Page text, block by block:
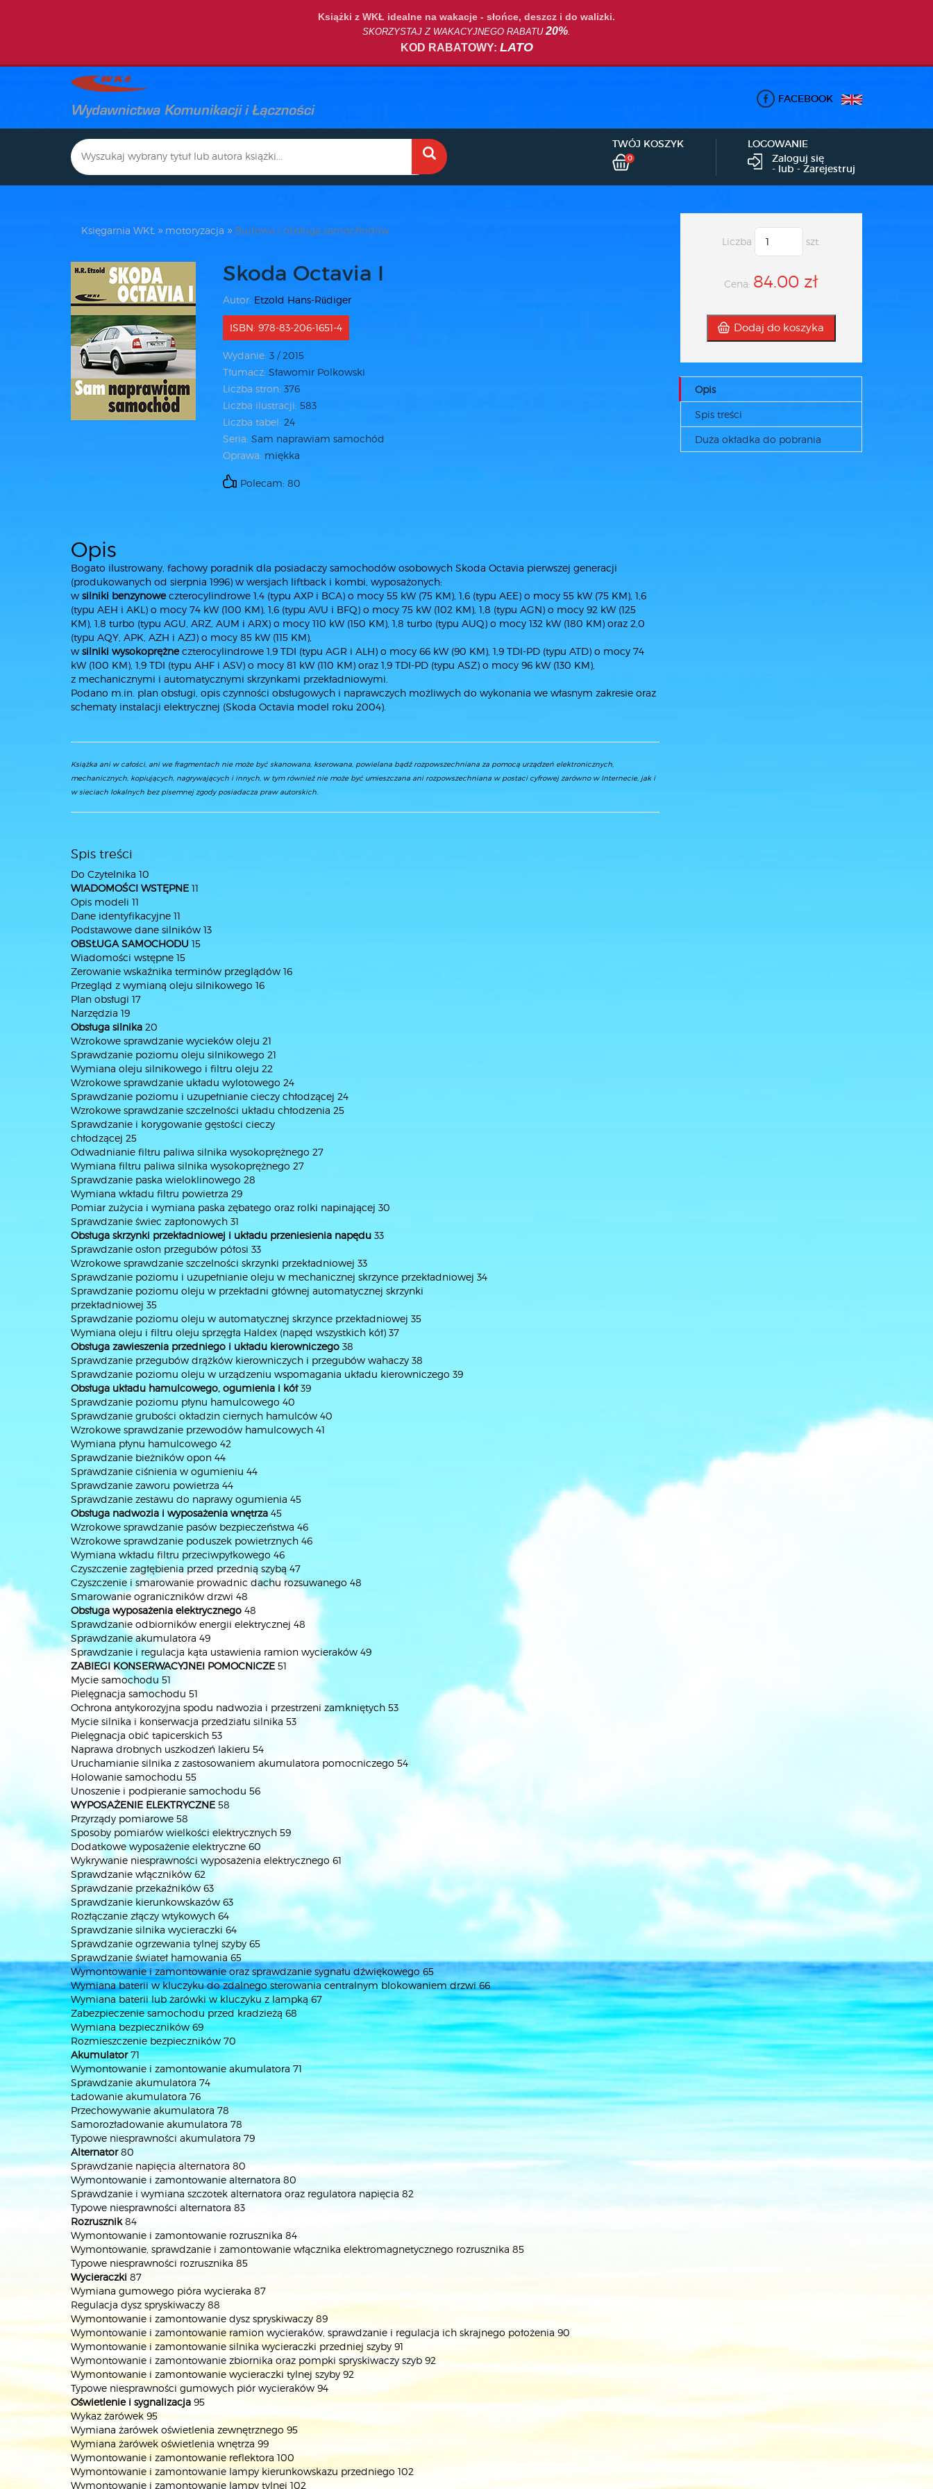
Książki z WKŁ idealne na wakacje - słońce, deszcz i do walizki.
SKORZYSTAJ Z WAKACYJNEGO RABATU20%.
KOD RABATOWY: LATO
FACEBOOK
TWÓJ KOSZYK
0
LOGOWANIE
Zaloguj się
- lub - Zarejestruj
Księgarnia WKŁ motoryzacja Budowa i obsługa samochodów
Skoda Octavia I
Autor: Etzold Hans-Rüdiger
ISBN: 978-83-206-1651-4
Wydanie: 3 / 2015
Tłumacz: Sławomir Polkowski
Liczba stron: 376
Liczba ilustracji: 583
Liczba tabel: 24
Seria: Sam naprawiam samochód
Oprawa: miękka
Polecam: 80
Opis
Bogato ilustrowany, fachowy poradnik dla posiadaczy samochodów osobowych Skoda Octavia pierwszej generacji
(produkowanych od sierpnia 1996) w wersjach liftback i kombi, wyposażonych:
w silniki benzynoweczterocylindrowe 1,4 (typu AXP i BCA) o mocy 55 kW (75 KM), 1,6 (typu AEE) o mocy 55 kW (75 KM), 1,6
(typu AEH i AKL) o mocy 74 kW (100 KM), 1,6 (typu AVU i BFQ) o mocy 75 kW (102 KM), 1,8 (typu AGN) o mocy 92 kW (125
KM), 1,8 turbo (typu AGU, ARZ, AUM i ARX) o mocy 110 kW (150 KM), 1,8 turbo (typu AUQ) o mocy 132 kW (180 KM) oraz 2,0
(typu AQY, APK, AZH i AZJ) o mocy 85 kW (115 KM),
w silniki wysokoprężneczterocylindrowe 1,9 TDI (typu AGR i ALH) o mocy 66 kW (90 KM), 1,9 TDI-PD (typu ATD) o mocy 74
kW (100 KM), 1,9 TDI (typu AHF i ASV) o mocy 81 kW (110 KM) oraz 1,9 TDI-PD (typu ASZ) o mocy 96 kW (130 KM),
z mechanicznymi i automatycznymi skrzynkami przekładniowymi.
Podano m.in. plan obsługi, opis czynności obsługowych i naprawczych możliwych do wykonania we własnym zakresie oraz
schematy instalacji elektrycznej (Skoda Octavia model roku 2004).
Książka ani w całości, ani we fragmentach nie może być skanowana, kserowana, powielana bądź rozpowszechniana za pomocą urządzeń elektronicznych,
mechanicznych, kopiujących, nagrywających i innych, w tym również nie może być umieszczana ani rozpowszechniana w postaci cyfrowej zarówno w Internecie, jak i
w sieciach lokalnych bez pisemnej zgody posiadacza praw autorskich.
Spis treści
Do Czytelnika 10
WIADOMOŚCI WSTĘPNE 11
Opis modeli 11
Dane identyfikacyjne 11
Podstawowe dane silników 13
OBSŁUGA SAMOCHODU 15
Wiadomości wstępne 15
Zerowanie wskaźnika terminów przeglądów 16
Przegląd z wymianą oleju silnikowego 16
Plan obsługi 17
Narzędzia 19
Obsługa silnika 20
Wzrokowe sprawdzanie wycieków oleju 21
Sprawdzanie poziomu oleju silnikowego 21
Wymiana oleju silnikowego i filtru oleju 22
Wzrokowe sprawdzanie układu wylotowego 24
Sprawdzanie poziomu i uzupełnianie cieczy chłodzącej 24
Wzrokowe sprawdzanie szczelności układu chłodzenia 25
Sprawdzanie i korygowanie gęstości cieczy
chłodzącej 25
Odwadnianie filtru paliwa silnika wysokoprężnego 27
Wymiana filtru paliwa silnika wysokoprężnego 27
Sprawdzanie paska wieloklinowego 28
Wymiana wkładu filtru powietrza 29
Pomiar zużycia i wymiana paska zębatego oraz rolki napinającej 30
Sprawdzanie świec zapłonowych 31
Obsługa skrzynki przekładniowej i układu przeniesienia napędu 33
Sprawdzanie osłon przegubów półosi 33
Wzrokowe sprawdzanie szczelności skrzynki przekładniowej 33
Sprawdzanie poziomu i uzupełnianie oleju w mechanicznej skrzynce przekładniowej 34
Sprawdzanie poziomu oleju w przekładni głównej automatycznej skrzynki
przekładniowej 35
Sprawdzanie poziomu oleju w automatycznej skrzynce przekładniowej 35
Wymiana oleju i filtru oleju sprzęgła Haldex (napęd wszystkich kół) 37
Obsługa zawieszenia przedniego i układu kierowniczego 38
Sprawdzanie przegubów drążków kierowniczych i przegubów wahaczy 38
Sprawdzanie poziomu oleju w urządzeniu wspomagania układu kierowniczego 39
Obsługa układu hamulcowego, ogumienia i kół39
Sprawdzanie poziomu płynu hamulcowego 40
Sprawdzanie grubości okładzin ciernych hamulców 40
Wzrokowe sprawdzanie przewodów hamulcowych 41
Wymiana płynu hamulcowego 42
Sprawdzanie bieżników opon 44
Sprawdzanie ciśnienia w ogumieniu 44
Sprawdzanie zaworu powietrza 44
Sprawdzanie zestawu do naprawy ogumienia 45
Obsługa nadwozia i wyposażenia wnętrza 45
Wzrokowe sprawdzanie pasów bezpieczeństwa 46
Wzrokowe sprawdzanie poduszek powietrznych 46
Wymiana wkładu filtru przeciwpyłkowego 46
Czyszczenie zagłębienia przed przednią szybą 47
Czyszczenie i smarowanie prowadnic dachu rozsuwanego 48
Smarowanie ograniczników drzwi 48
Obsługa wyposażenia elektrycznego 48
Sprawdzanie odbiorników energii elektrycznej 48
Sprawdzanie akumulatora 49
Sprawdzanie i regulacja kąta ustawienia ramion wycieraków 49
ZABIEGI KONSERWACYJNEI POMOCNICZE 51
Mycie samochodu 51
Pielęgnacja samochodu 51
Ochrona antykorozyjna spodu nadwozia i przestrzeni zamkniętych 53
Mycie silnika i konserwacja przedziału silnika 53
Pielęgnacja obić tapicerskich 53
Naprawa drobnych uszkodzeń lakieru 54
Uruchamianie silnika z zastosowaniem akumulatora pomocniczego 54
Holowanie samochodu 55
Unoszenie i podpieranie samochodu 56
WYPOSAŻENIE ELEKTRYCZNE 58
Przyrządy pomiarowe 58
Sposoby pomiarów wielkości elektrycznych 59
Dodatkowe wyposażenie elektryczne 60
Wykrywanie niesprawności wyposażenia elektrycznego 61
Sprawdzanie włączników 62
Sprawdzanie przekaźników 63
Sprawdzanie kierunkowskazów 63
Rozłączanie złączy wtykowych 64
Sprawdzanie silnika wycieraczki 64
Sprawdzanie ogrzewania tylnej szyby 65
Sprawdzanie świateł hamowania 65
Wymontowanie i zamontowanie oraz sprawdzanie sygnału dźwiękowego 65
Wymiana baterii w kluczyku do zdalnego sterowania centralnym blokowaniem drzwi 66
Wymiana baterii lub żarówki w kluczyku z lampką 67
Zabezpieczenie samochodu przed kradzieżą 68
Wymiana bezpieczników 69
Rozmieszczenie bezpieczników 70
Akumulator71
Wymontowanie i zamontowanie akumulatora 71
Sprawdzanie akumulatora 74
Ładowanie akumulatora 76
Przechowywanie akumulatora 78
Samorozładowanie akumulatora 78
Typowe niesprawności akumulatora 79
Alternator80
Sprawdzanie napięcia alternatora 80
Wymontowanie i zamontowanie alternatora 80
Sprawdzanie i wymiana szczotek alternatora oraz regulatora napięcia 82
Typowe niesprawności alternatora 83
Rozrusznik84
Wymontowanie i zamontowanie rozrusznika 84
Wymontowanie, sprawdzanie i zamontowanie włącznika elektromagnetycznego rozrusznika 85
Typowe niesprawności rozrusznika 85
Wycieraczki 87
Wymiana gumowego pióra wycieraka 87
Regulacja dysz spryskiwaczy 88
Wymontowanie i zamontowanie dysz spryskiwaczy 89
Wymontowanie i zamontowanie ramion wycieraków, sprawdzanie i regulacja ich skrajnego położenia 90
Wymontowanie i zamontowanie silnika wycieraczki przedniej szyby 91
Wymontowanie i zamontowanie zbiornika oraz pompki spryskiwaczy szyb 92
Wymontowanie i zamontowanie wycieraczki tylnej szyby 92
Typowe niesprawności gumowych piór wycieraków 94
Oświetlenie i sygnalizacja 95
Wykaz żarówek 95
Wymiana żarówek oświetlenia zewnętrznego 95
Wymiana żarówek oświetlenia wnętrza 99
Wymontowanie i zamontowanie reflektora 100
Wymontowanie i zamontowanie lampy kierunkowskazu przedniego 102
Wymontowanie i zamontowanie lampy tylnej 102
Liczba szt.
Cena: 84.00 zł
Dodaj do koszyka
Opis
Spis treści
Duża okładka do pobrania